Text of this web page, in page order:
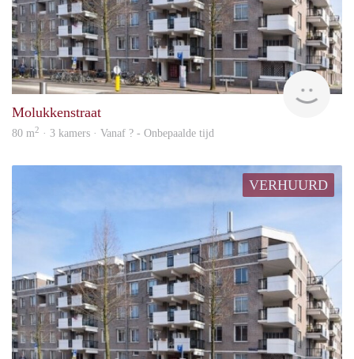
rent
Molukkenstraat
80 m2 · 3 kamers · Vanaf ? - Onbepaalde tijd
VERHUURD